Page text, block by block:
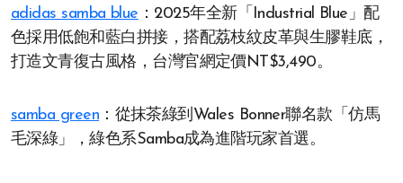
adidas samba blue ：2025年全新「Industrial Blue」配
色採用低飽和藍白拼接，搭配荔枝紋皮革與生膠鞋底，
打造文青復古風格，台灣官網定價NT$3,490。
samba green ：從抹茶綠到Wales Bonner聯名款「仿馬
毛深綠」，綠色系Samba成為進階玩家首選。